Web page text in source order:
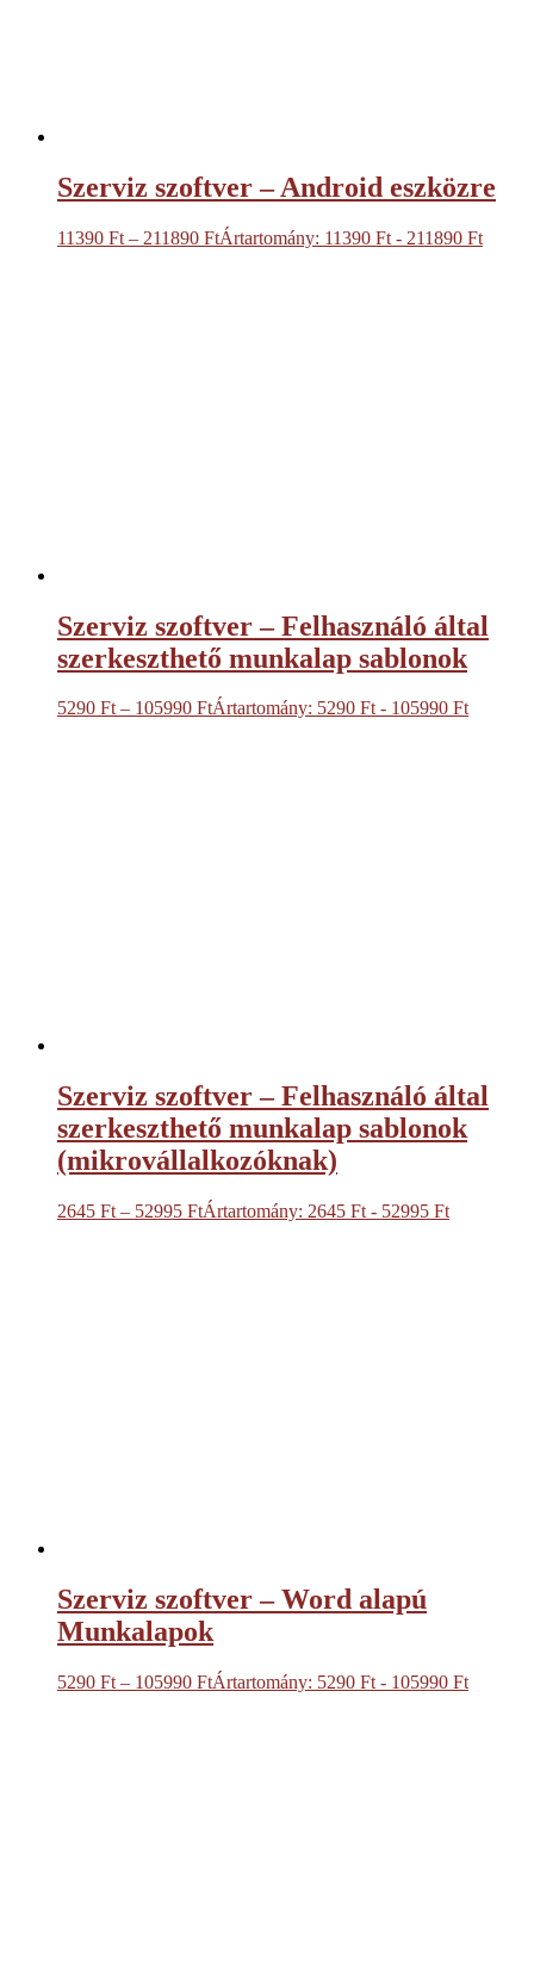
Szerviz szoftver – Android eszközre
11390 Ft – 211890 FtÁrtartomány: 11390 Ft - 211890 Ft
Szerviz szoftver – Felhasználó által
szerkeszthető munkalap sablonok
5290 Ft – 105990 FtÁrtartomány: 5290 Ft - 105990 Ft
Szerviz szoftver – Felhasználó által
szerkeszthető munkalap sablonok
(mikrovállalkozóknak)
2645 Ft – 52995 FtÁrtartomány: 2645 Ft - 52995 Ft
Szerviz szoftver – Word alapú
Munkalapok
5290 Ft – 105990 FtÁrtartomány: 5290 Ft - 105990 Ft